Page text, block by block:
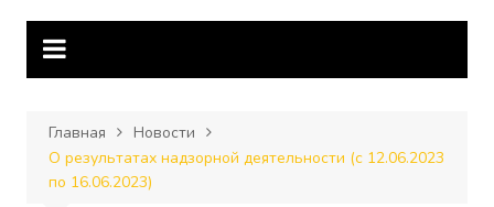
Главная
Новости
О результатах надзорной деятельности (с 12.06.2023
по 16.06.2023)